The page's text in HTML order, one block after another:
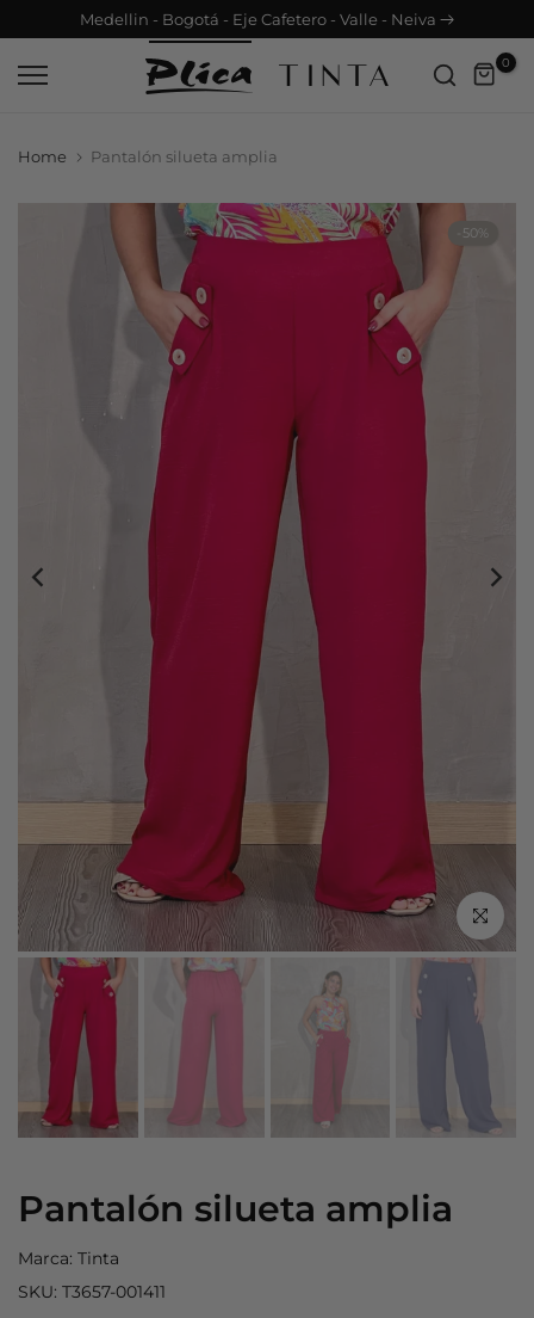
- Valle - Neiva info@plica.com.co | +57
0
Home Pantalón silueta amplia
-50%
Click
Pantalón silueta amplia
Marca: Tinta
SKU: T3657-001411